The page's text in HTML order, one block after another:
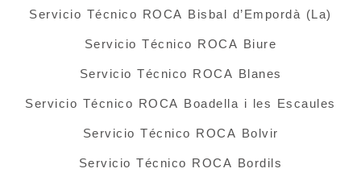
Servicio Técnico ROCA Bisbal d’Empordà (La)
Servicio Técnico ROCA Biure
Servicio Técnico ROCA Blanes
Servicio Técnico ROCA Boadella i les Escaules
Servicio Técnico ROCA Bolvir
Servicio Técnico ROCA Bordils